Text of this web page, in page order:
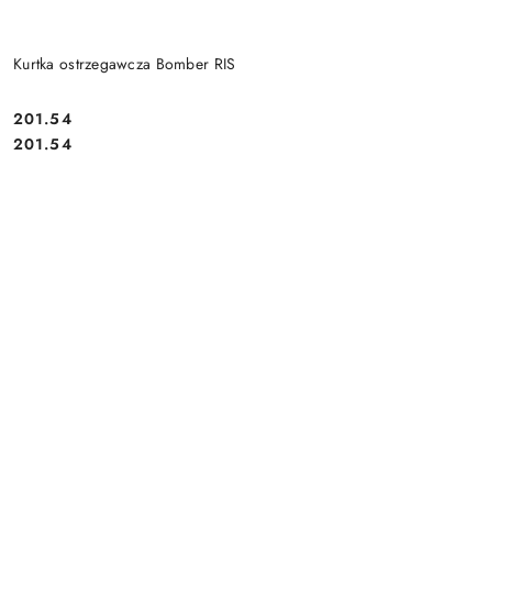
Kurtka ostrzegawcza Bomber RIS
Cena:
201.54
Cena:
201.54